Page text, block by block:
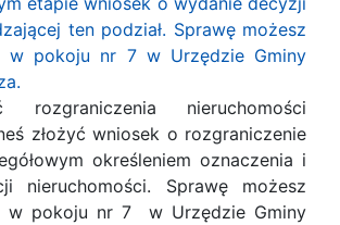
ten podział. Sprawę możesz
w pokoju nr 7 w Urzędzie Gminy
rozgraniczenia nieruchomości
złożyć wniosek o rozgraniczenie
określeniem oznaczenia i
nieruchomości. Sprawę możesz
w pokoju nr 7 w Urzędzie Gminy